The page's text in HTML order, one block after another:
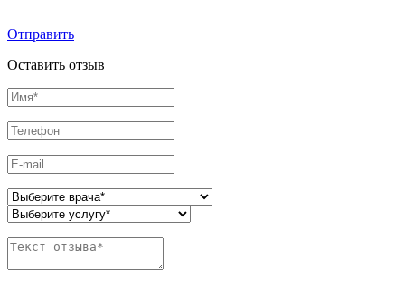
Отправить
Оставить отзыв